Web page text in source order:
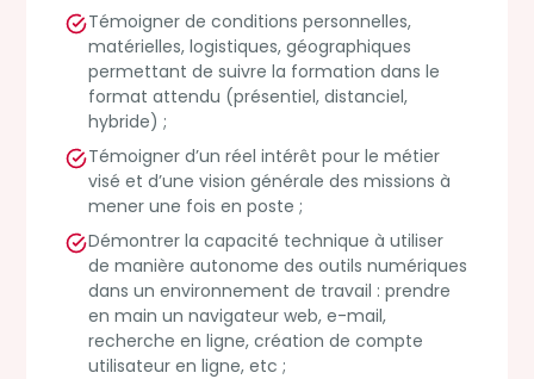
Témoigner de conditions personnelles,
matérielles, logistiques, géographiques
permettant de suivre la formation dans le
format attendu (présentiel, distanciel,
hybride) ;
Témoigner d’un réel intérêt pour le métier
visé et d’une vision générale des missions à
mener une fois en poste ;
Démontrer la capacité technique à utiliser
de manière autonome des outils numériques
dans un environnement de travail : prendre
en main un navigateur web, e-mail,
recherche en ligne, création de compte
utilisateur en ligne, etc ;